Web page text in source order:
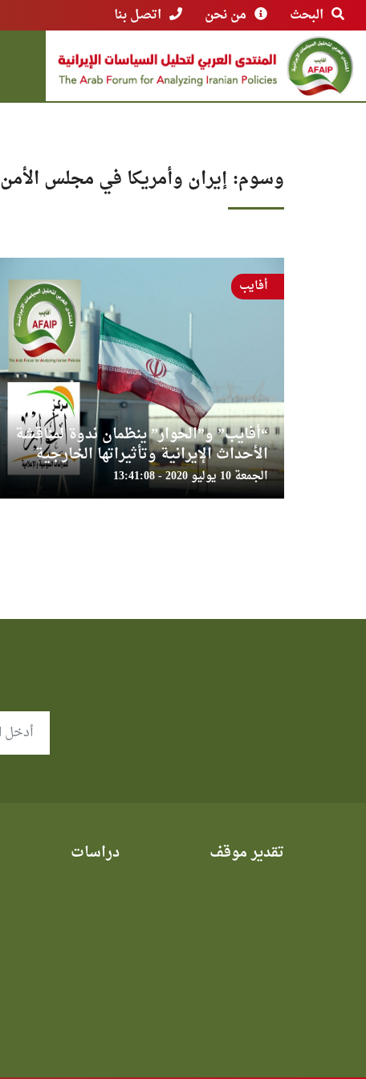
البحث من نحن اتصل بنا
وسوم: إيران وأمريكا في مجلس الأمن
“أفايب” و”الحوار” ينظمان ندوة لمناقشة
الأحداث الإيرانية وتأثيراتها الخارجية
الجمعة 10 يوليو 2020 - 13:41:08
أفايب
تقدير موقف دراسات